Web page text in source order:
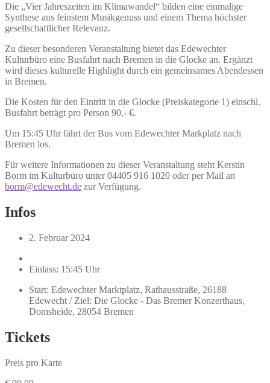
Die „Vier Jahreszeiten im Klimawandel“ bilden eine einmalige
Synthese aus feinstem Musikgenuss und einem Thema höchster
gesellschaftlicher Relevanz.
Zu dieser besonderen Veranstaltung bietet das Edewechter
Kulturbüro eine Busfahrt nach Bremen in die Glocke an. Ergänzt
wird dieses kulturelle Highlight durch ein gemeinsames Abendessen
in Bremen.
Die Kosten für den Eintritt in die Glocke (Preiskategorie 1) einschl.
Busfahrt beträgt pro Person 90,- €.
Um 15:45 Uhr fährt der Bus vom Edewechter Markplatz nach
Bremen los.
Für weitere Informationen zu dieser Veranstaltung steht Kerstin
Borm im Kulturbüro unter 04405 916 1020 oder per Mail an
borm@edewecht.de zur Verfügung.
Infos
2. Februar 2024
Einlass: 15:45 Uhr
Start: Edewechter Marktplatz, Rathausstraße, 26188
Edewecht / Ziel: Die Glocke - Das Bremer Konzerthaus,
Domsheide, 28054 Bremen
Tickets
Preis pro Karte